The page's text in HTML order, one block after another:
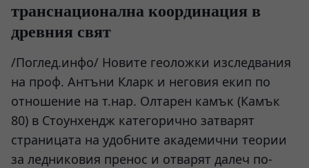
транснационална координация в
древния свят
/Поглед.инфо/ Новите геоложки изследвания
на проф. Антъни Кларк и неговия екип по
отношение на т.нар. Олтарен камък (Камък
80) в Стоунхендж категорично затварят
страницата на удобните академични теории
за ледниковия пренос и отварят далеч по-